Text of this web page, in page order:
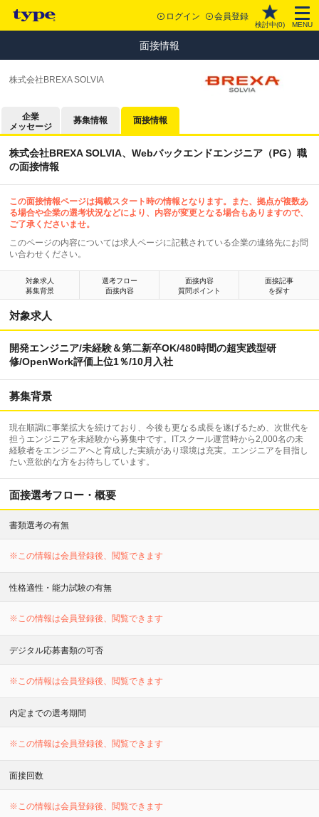
ログイン 会員登録
検討中(0) MENU
面接情報
株式会社BREXA SOLVIA
企業
メッセージ
募集情報 面接情報
株式会社BREXA SOLVIA、Webバックエンドエンジニア（PG）職
の面接情報
この面接情報ページは掲載スタート時の情報となります。また、拠点が複数あ
る場合や企業の選考状況などにより、内容が変更となる場合もありますので、
ご了承くださいませ。
このページの内容については求人ページに記載されている企業の連絡先にお問
い合わせください。
対象求人
募集背景
選考フロー
面接内容
面接内容
質問ポイント
面接記事
を探す
対象求人
開発エンジニア/未経験＆第二新卒OK/480時間の超実践型研
修/OpenWork評価上位1％/10月入社
募集背景
現在順調に事業拡大を続けており、今後も更なる成長を遂げるため、次世代を
担うエンジニアを未経験から募集中です。ITスクール運営時から2,000名の未
経験者をエンジニアへと育成した実績があり環境は充実。エンジニアを目指し
たい意欲的な方をお待ちしています。
面接選考フロー・概要
書類選考の有無
※この情報は会員登録後、閲覧できます
性格適性・能力試験の有無
※この情報は会員登録後、閲覧できます
デジタル応募書類の可否
※この情報は会員登録後、閲覧できます
内定までの選考期間
※この情報は会員登録後、閲覧できます
面接回数
※この情報は会員登録後、閲覧できます